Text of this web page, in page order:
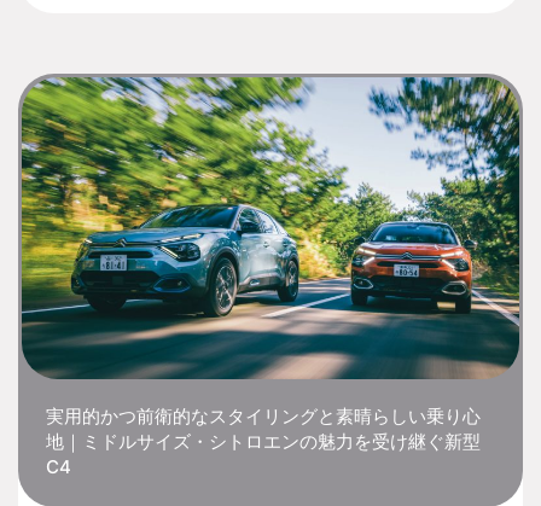
実用的かつ前衛的なスタイリングと素晴らしい乗り心
地｜ミドルサイズ・シトロエンの魅力を受け継ぐ新型
C4